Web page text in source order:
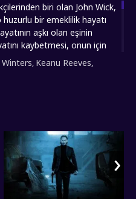
biri olan John Wick,
bir emeklilik hayatı
aşkı olan eşinin
kaybetmesi, onun için
kalan son hatıra ve
Kaderinin acımasız oyunu,
alt üst eder. Evine giren
olan eşyaları çalmakla
öldürür. Bu
bağlantısı Viggo
olayı daha da karmaşık hale
kalmayan emekli tetikçi,
yeniden uyandırarak
karanlık sokaklarında
derinliklerine
, Keanu Reeves,
›